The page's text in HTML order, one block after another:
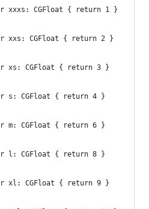
xxxs: CGFloat { return 1 }
xxs: CGFloat { return 2 }
xs: CGFloat { return 3 }
s: CGFloat { return 4 }
m: CGFloat { return 6 }
l: CGFloat { return 8 }
xl: CGFloat { return 9 }